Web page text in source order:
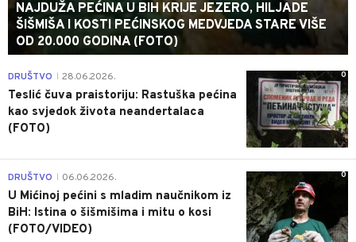
NAJDUŽA PEĆINA U BIH KRIJE JEZERO, HILJADE
ŠIŠMIŠA I KOSTI PEĆINSKOG MEDVJEDA STARE VIŠE
OD 20.000 GODINA (FOTO)
0
DRUŠTVO 28.06.2026.
Teslić čuva praistoriju: Rastuška pećina
kao svjedok života neandertalaca
(FOTO)
0
DRUŠTVO 06.06.2026.
U Mićinoj pećini s mladim naučnikom iz
BiH: Istina o šišmišima i mitu o kosi
(FOTO/VIDEO)